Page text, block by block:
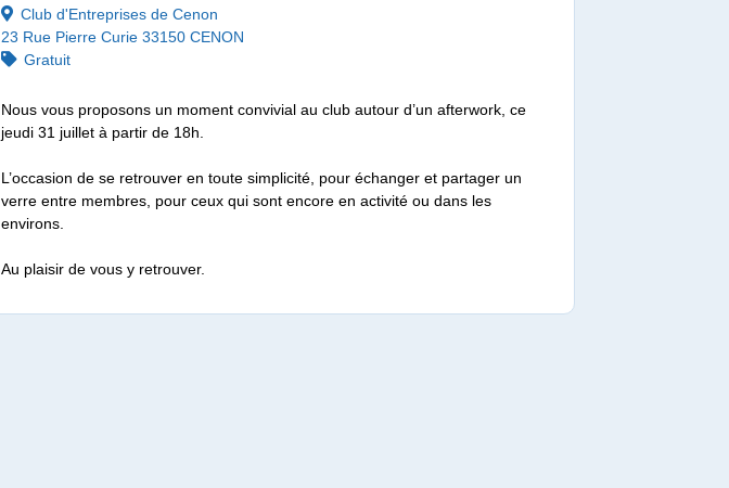
Club d'Entreprises de Cenon
23 Rue Pierre Curie 33150 CENON
Gratuit
Nous vous proposons un moment convivial au club autour d’un afterwork, ce
jeudi 31 juillet à partir de 18h.
L’occasion de se retrouver en toute simplicité, pour échanger et partager un
verre entre membres, pour ceux qui sont encore en activité ou dans les
environs.
Au plaisir de vous y retrouver.